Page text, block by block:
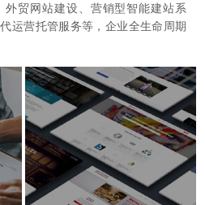
贸网站建设、营销型智能建站系
运营托管服务等，企业全生命周期